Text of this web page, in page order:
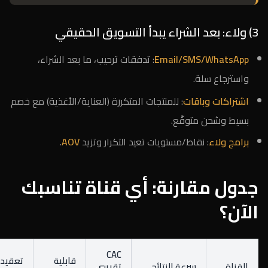
3) ولاء: بعد الشراء يبدأ التسويق الحقيقي
Email/SMS/WhatsApp: تدفقات ترحيب، ما بعد الشراء،
واسترجاع سلة.
اشتراكات وباقات: للمنتجات المتكررة (العناية/الأغذية) مع خصم
بسيط وشحن متوقّع.
برامج ولاء: نقاط/مستويات تعيد التكرار وتزيدAOV
.
جدول مقارنة: أي قناة تناسبك
الآن؟
CAC قابلية تعقيد